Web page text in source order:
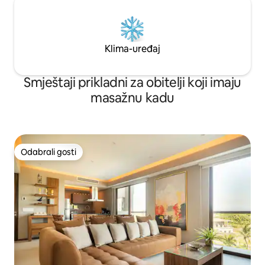
Klima-uređaj
Smještaji prikladni za obitelji koji imaju
masažnu kadu
Odabrali gosti
Odabrali gosti